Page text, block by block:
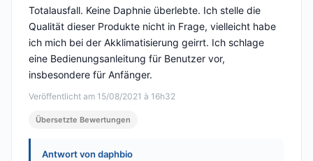
Veröffentlicht am 15/08/2021 à 16h32
Totalausfall. Keine Daphnie überlebte. Ich stelle die
Qualität dieser Produkte nicht in Frage, vielleicht habe
ich mich bei der Akklimatisierung geirrt. Ich schlage
eine Bedienungsanleitung für Benutzer vor,
insbesondere für Anfänger.
Übersetzte Bewertungen
Antwort von daphbio